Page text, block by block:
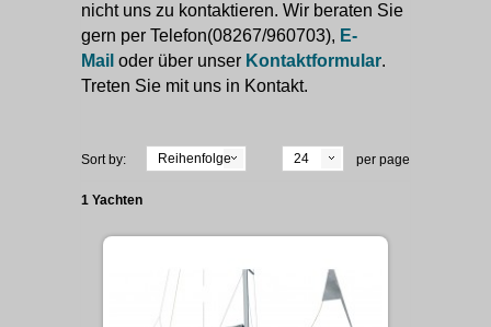
nicht uns zu kontaktieren. Wir beraten Sie
gern per Telefon(08267/960703), E-
Mail oder über unser Kontaktformular.
Treten Sie mit uns in Kontakt.
Sort by: Reihenfolge 24 per page
1 Yachten